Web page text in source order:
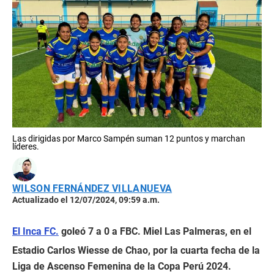
Las dirigidas por Marco Sampén suman 12 puntos y marchan
líderes.
WILSON FERNÁNDEZ VILLANUEVA
Actualizado el 12/07/2024, 09:59 a.m.
El Inca FC. goleó 7 a 0 a FBC. Miel Las Palmeras, en el
Estadio Carlos Wiesse de Chao, por la cuarta fecha de la
Liga de Ascenso Femenina de la Copa Perú 2024.